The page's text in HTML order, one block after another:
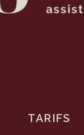
TARIFS